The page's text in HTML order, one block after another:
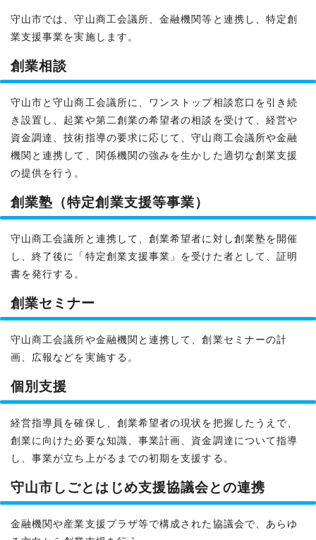
守山市では、守山商工会議所、金融機関等と連携し、特定創
業支援事業を実施します。
創業相談
守山市と守山商工会議所に、ワンストップ相談窓口を引き続
き設置し、起業や第二創業の希望者の相談を受けて、経営や
資金調達、技術指導の要求に応じて、守山商工会議所や金融
機関と連携して、関係機関の強みを生かした適切な創業支援
の提供を行う。
創業塾（特定創業支援等事業）
守山商工会議所と連携して、創業希望者に対し創業塾を開催
し、終了後に「特定創業支援事業」を受けた者として、証明
書を発行する。
創業セミナー
守山商工会議所や金融機関と連携して、創業セミナーの計
画、広報などを実施する。
個別支援
経営指導員を確保し、創業希望者の現状を把握したうえで、
創業に向けた必要な知識、事業計画、資金調達について指導
し、事業が立ち上がるまでの初期を支援する。
守山市しごとはじめ支援協議会との連携
金融機関や産業支援プラザ等で構成された協議会で、あらゆ